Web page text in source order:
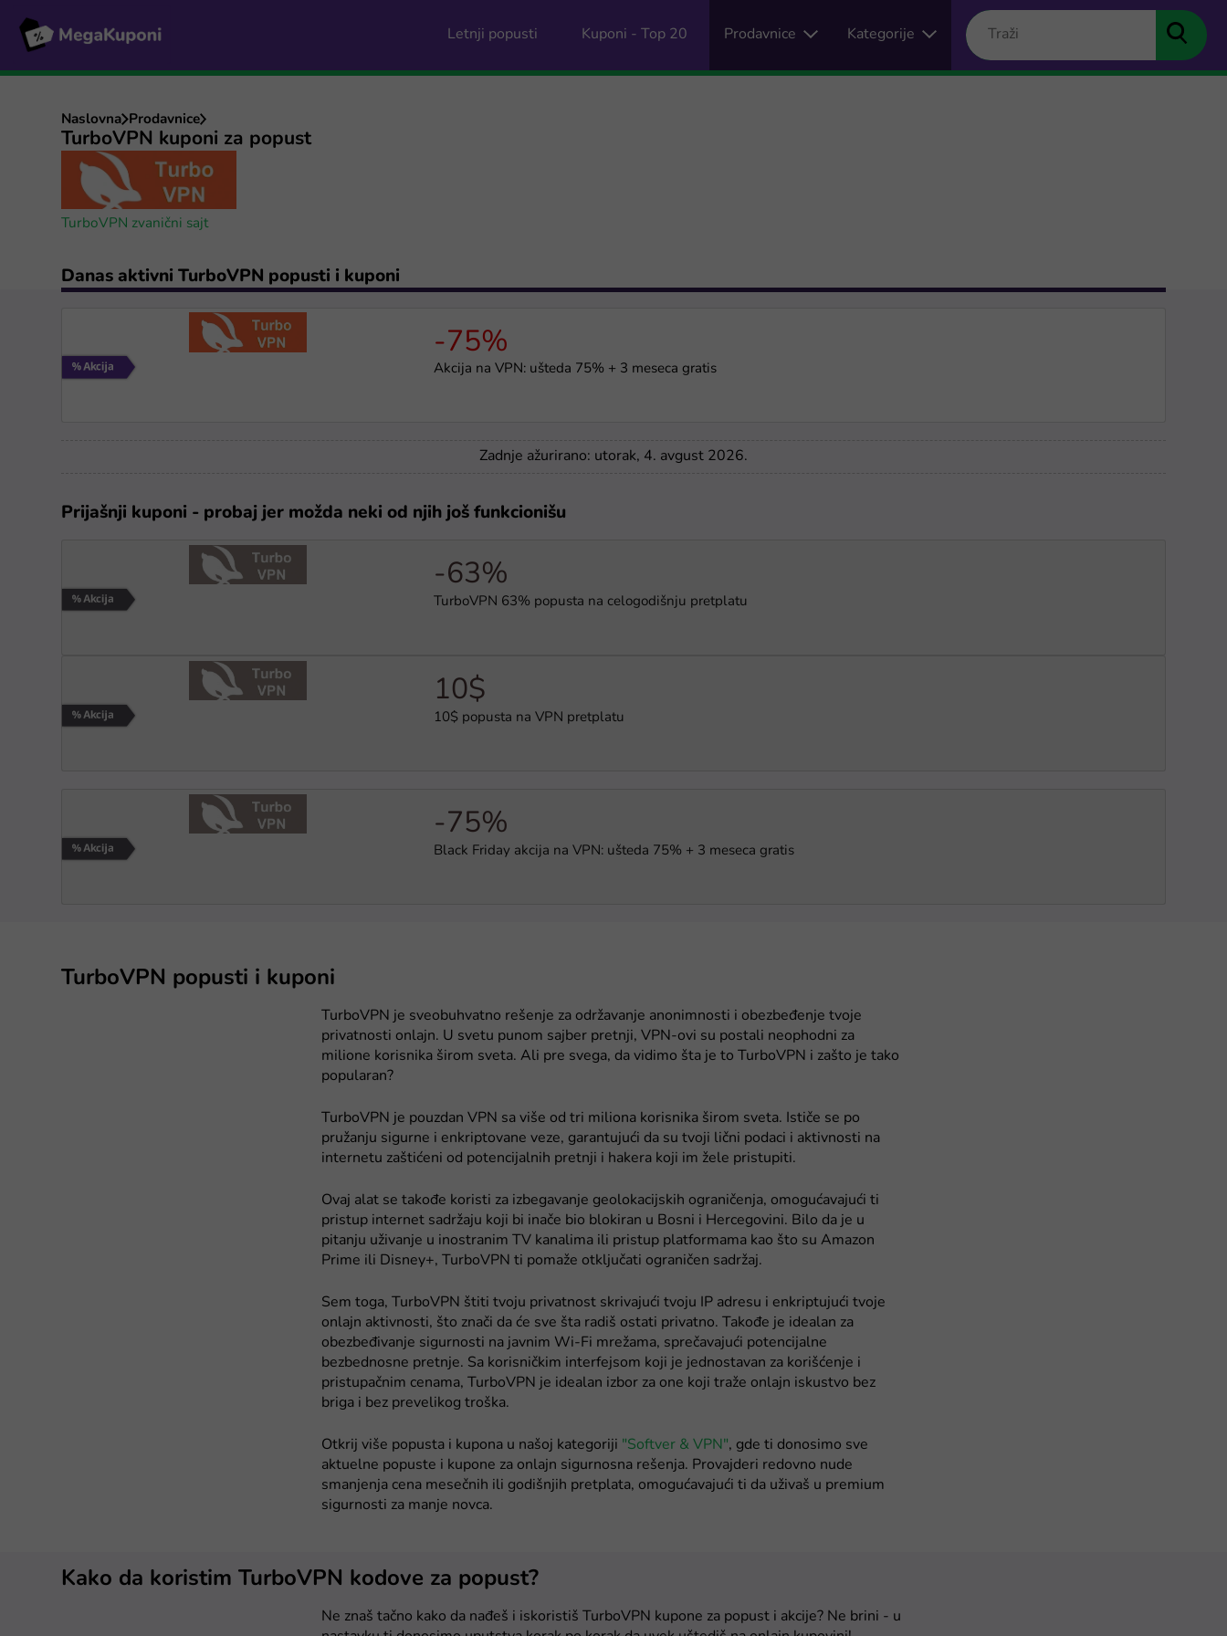
Letnji popusti Kuponi - Top 20 Prodavnice Kategorije
Naslovna Prodavnice
TurboVPN kuponi za popust
TurboVPN zvanični sajt
Danas aktivni TurboVPN popusti i kuponi
-75%
Akcija na VPN: ušteda 75% + 3 meseca gratis
Zadnje ažurirano: utorak, 4. avgust 2026.
Prijašnji kuponi - probaj jer možda neki od njih još funkcionišu
-63%
TurboVPN 63% popusta na celogodišnju pretplatu
10$
10$ popusta na VPN pretplatu
-75%
Black Friday akcija na VPN: ušteda 75% + 3 meseca gratis
TurboVPN popusti i kuponi
TurboVPN je sveobuhvatno rešenje za održavanje anonimnosti i obezbeđenje tvoje
privatnosti onlajn. U svetu punom sajber pretnji, VPN-ovi su postali neophodni za
milione korisnika širom sveta. Ali pre svega, da vidimo šta je to TurboVPN i zašto je tako
popularan?
TurboVPN je pouzdan VPN sa više od tri miliona korisnika širom sveta. Ističe se po
pružanju sigurne i enkriptovane veze, garantujući da su tvoji lični podaci i aktivnosti na
internetu zaštićeni od potencijalnih pretnji i hakera koji im žele pristupiti.
Ovaj alat se takođe koristi za izbegavanje geolokacijskih ograničenja, omogućavajući ti
pristup internet sadržaju koji bi inače bio blokiran u Bosni i Hercegovini. Bilo da je u
pitanju uživanje u inostranim TV kanalima ili pristup platformama kao što su Amazon
Prime ili Disney+, TurboVPN ti pomaže otključati ograničen sadržaj.
Sem toga, TurboVPN štiti tvoju privatnost skrivajući tvoju IP adresu i enkriptujući tvoje
onlajn aktivnosti, što znači da će sve šta radiš ostati privatno. Takođe je idealan za
obezbeđivanje sigurnosti na javnim Wi-Fi mrežama, sprečavajući potencijalne
bezbednosne pretnje. Sa korisničkim interfejsom koji je jednostavan za korišćenje i
pristupačnim cenama, TurboVPN je idealan izbor za one koji traže onlajn iskustvo bez
briga i bez prevelikog troška.
Otkrij više popusta i kupona u našoj kategoriji "Softver & VPN", gde ti donosimo sve
aktuelne popuste i kupone za onlajn sigurnosna rešenja. Provajderi redovno nude
smanjenja cena mesečnih ili godišnjih pretplata, omogućavajući ti da uživaš u premium
sigurnosti za manje novca.
Kako da koristim TurboVPN kodove za popust?
Ne znaš tačno kako da nađeš i iskoristiš TurboVPN kupone za popust i akcije? Ne brini - u